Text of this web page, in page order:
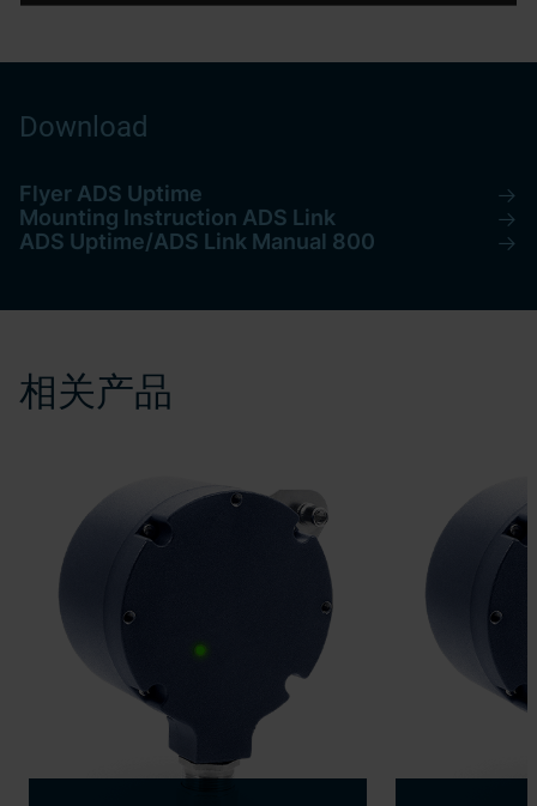
Download
Flyer ADS Uptime
Mounting Instruction ADS Link
ADS Uptime/ADS Link Manual 800
相关产品